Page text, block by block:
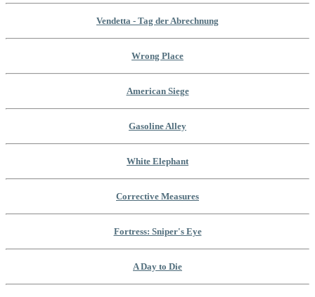
Vendetta - Tag der Abrechnung
Wrong Place
American Siege
Gasoline Alley
White Elephant
Corrective Measures
Fortress: Sniper's Eye
A Day to Die